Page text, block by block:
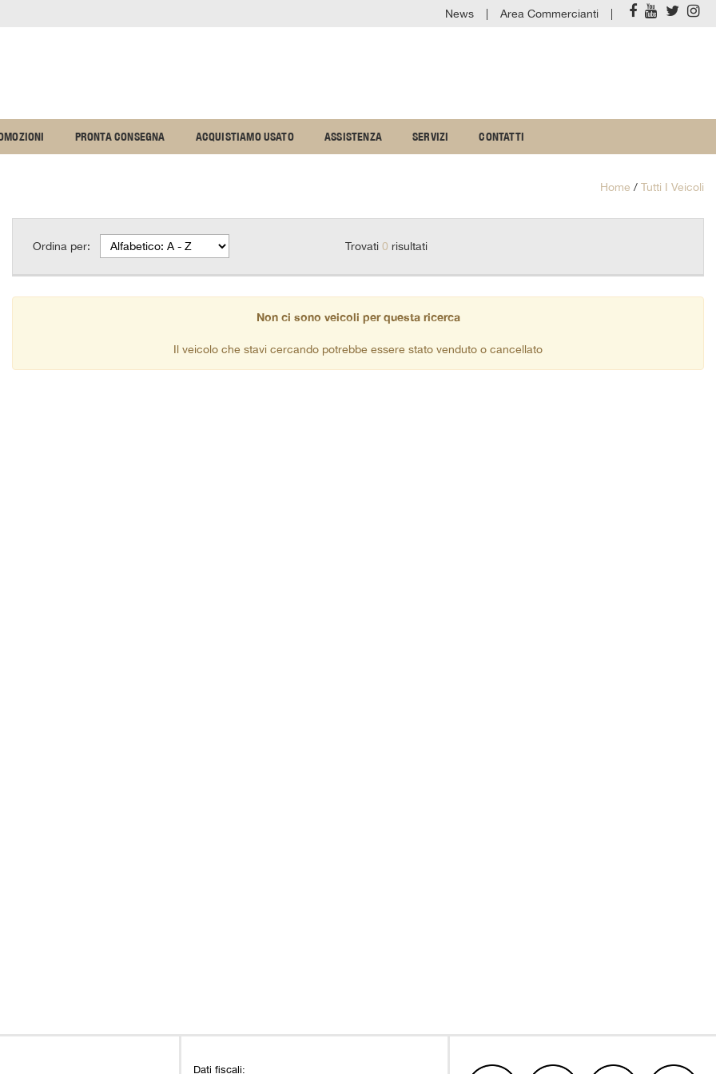
News Area Commercianti
PRONTA CONSEGNA ACQUISTIAMO USATO ASSISTENZA SERVIZI CONTATTI
Home / Tutti I Veicoli
Ordina per: Trovati 0 risultati
Non ci sono veicoli per questa ricerca
Il veicolo che stavi cercando potrebbe essere stato venduto o cancellato
Dati fiscali: